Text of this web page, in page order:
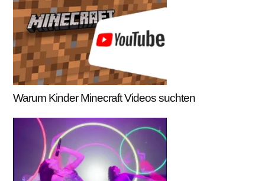
Warum Kinder Minecraft Videos suchten